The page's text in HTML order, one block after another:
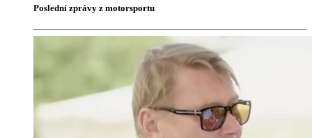
Poslední zprávy z motorsportu